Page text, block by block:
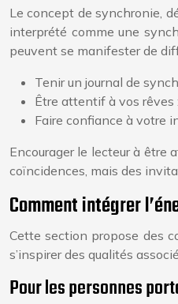
Le concept de synchronie,
interprété comme une
peuvent se manifester de
Tenir un journal de
Être attentif à vos rêves
Faire confiance à votre
Encourager le lecteur à être
coïncidences, mais des
Comment intégrer
Cette section propose des
s’inspirer des qualités
Pour les personnes